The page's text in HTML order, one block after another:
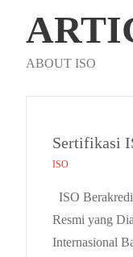
ABOUT ISO
Sertifikasi
ISO
ISO
Resmi yang
Internasional